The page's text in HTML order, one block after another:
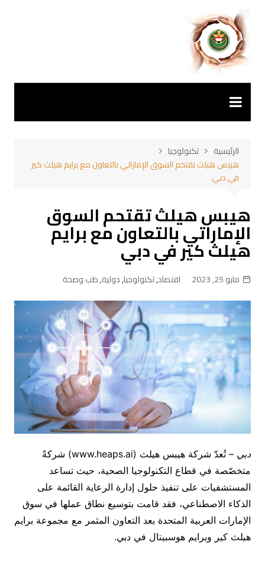
المحتوى
الرئيسية
تكنولوجيا
هيبس هيلث تقتحم السوق الإماراتي بالتعاون مع برايم هيلث كير
في دبي
هيبس هيلث تقتحم السوق
الإماراتي بالتعاون مع برايم
هيلث كير في دبي
مايو 25, 2023 اقتصاد,تكنولوجيا,دولية,طب وصحة
دبي –
تُعدّ شركة هيبس هيلث (www.heaps.ai) شركةً
متخصّصة في قطاع التكنولوجيا الصحية، حيث تساعد
المستشفيات على تنفيذ حلول إدارة الرعاية القائمة على
الذكاء الاصطناعي، فقد قامت بتوسيع نطاق عملها في سوق
الإمارات العربية المتحدة بعد التعاون المثمر مع مجموعة برايم
هيلث كير وبرايم هوسبيتال في دبي.